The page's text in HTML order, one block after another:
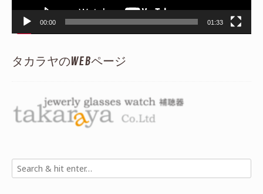
00:00 01:33
タカラヤのWEBページ